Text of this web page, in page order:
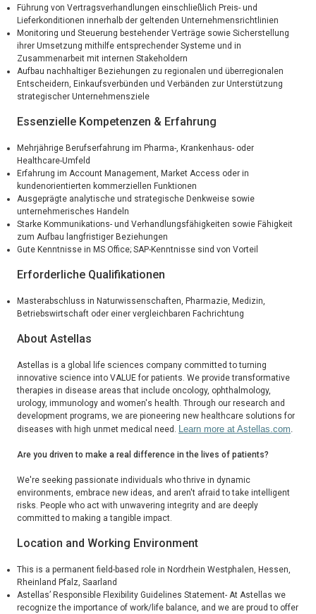
Führung von Vertragsverhandlungen einschließlich Preis- und
Lieferkonditionen innerhalb der geltenden Unternehmensrichtlinien
Monitoring und Steuerung bestehender Verträge sowie Sicherstellung
ihrer Umsetzung mithilfe entsprechender Systeme und in
Zusammenarbeit mit internen Stakeholdern
Aufbau nachhaltiger Beziehungen zu regionalen und überregionalen
Entscheidern, Einkaufsverbünden und Verbänden zur Unterstützung
strategischer Unternehmensziele
Essenzielle Kompetenzen & Erfahrung
Mehrjährige Berufserfahrung im Pharma-, Krankenhaus- oder
Healthcare-Umfeld
Erfahrung im Account Management, Market Access oder in
kundenorientierten kommerziellen Funktionen
Ausgeprägte analytische und strategische Denkweise sowie
unternehmerisches Handeln
Starke Kommunikations- und Verhandlungsfähigkeiten sowie Fähigkeit
zum Aufbau langfristiger Beziehungen
Gute Kenntnisse in MS Office; SAP-Kenntnisse sind von Vorteil
Erforderliche Qualifikationen
Masterabschluss in Naturwissenschaften, Pharmazie, Medizin,
Betriebswirtschaft oder einer vergleichbaren Fachrichtung
About Astellas
Astellas is a global life sciences company committed to turning
innovative science into VALUE for patients. We provide transformative
therapies in disease areas that include oncology, ophthalmology,
urology, immunology and women's health. Through our research and
development programs, we are pioneering new healthcare solutions for
diseases with high unmet medical need. Learn more at Astellas.com.
Are you driven to make a real difference in the lives of patients?
We're seeking passionate individuals who thrive in dynamic
environments, embrace new ideas, and aren't afraid to take intelligent
risks. People who act with unwavering integrity and are deeply
committed to making a tangible impact.
Location and Working Environment
This is a permanent field-based role in Nordrhein Westphalen, Hessen,
Rheinland Pfalz, Saarland
Astellas’ Responsible Flexibility Guidelines Statement- At Astellas we
recognize the importance of work/life balance, and we are proud to offer